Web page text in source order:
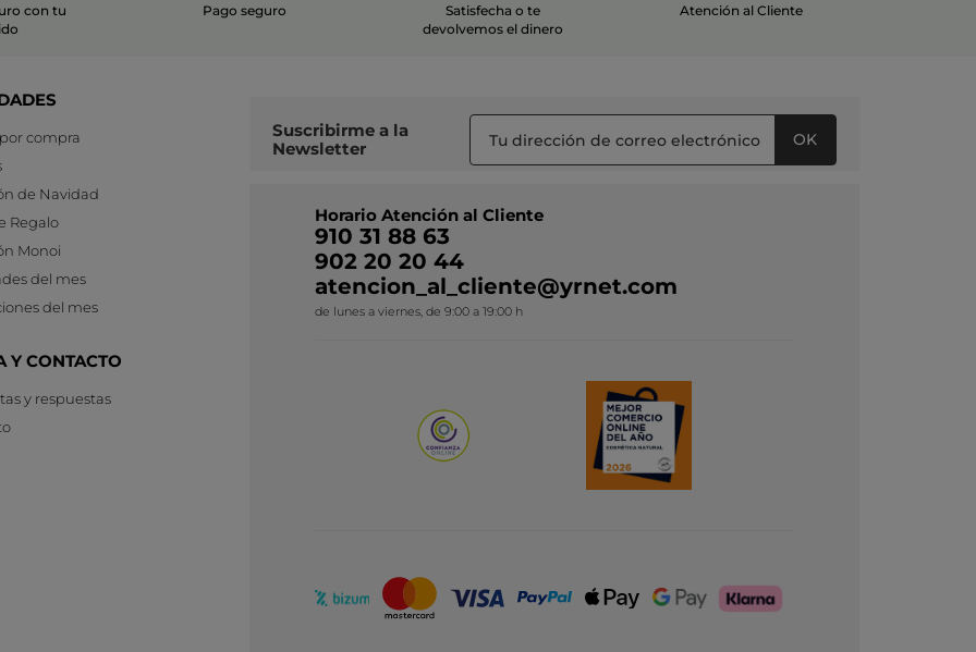
con tu
Pago seguro
Satisfecha o te
devolvemos el dinero
Atención al Cliente
compra
de Navidad
Regalo
Monoi
del mes
del mes
Y CONTACTO
y respuestas
Suscribirme a la
Newsletter
OK
Horario Atención al Cliente
910 31 88 63
902 20 20 44
atencion_al_cliente@yrnet.com
de lunes a viernes, de 9:00 a 19:00 h